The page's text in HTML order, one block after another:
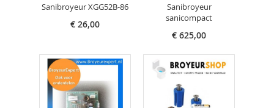
Sanibroyeur XGG52B-86
€ 26,00
Sanibroyeur
sanicompact
€ 625,00